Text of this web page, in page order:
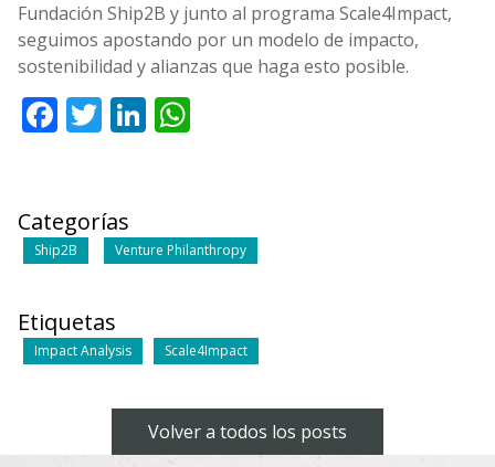
Fundación Ship2B y junto al programa Scale4Impact,
seguimos apostando por un modelo de impacto,
sostenibilidad y alianzas que haga esto posible.
Facebook
TwitterLinkedIn
Categorías
Ship2B Venture Philanthropy
Etiquetas
Impact Analysis Scale4Impact
Volver a todos los posts